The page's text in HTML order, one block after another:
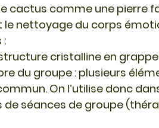
cactus comme une pierre
nettoyage du corps
:
cristalline en
du groupe : plusieurs
On l’utilise donc
séances de groupe